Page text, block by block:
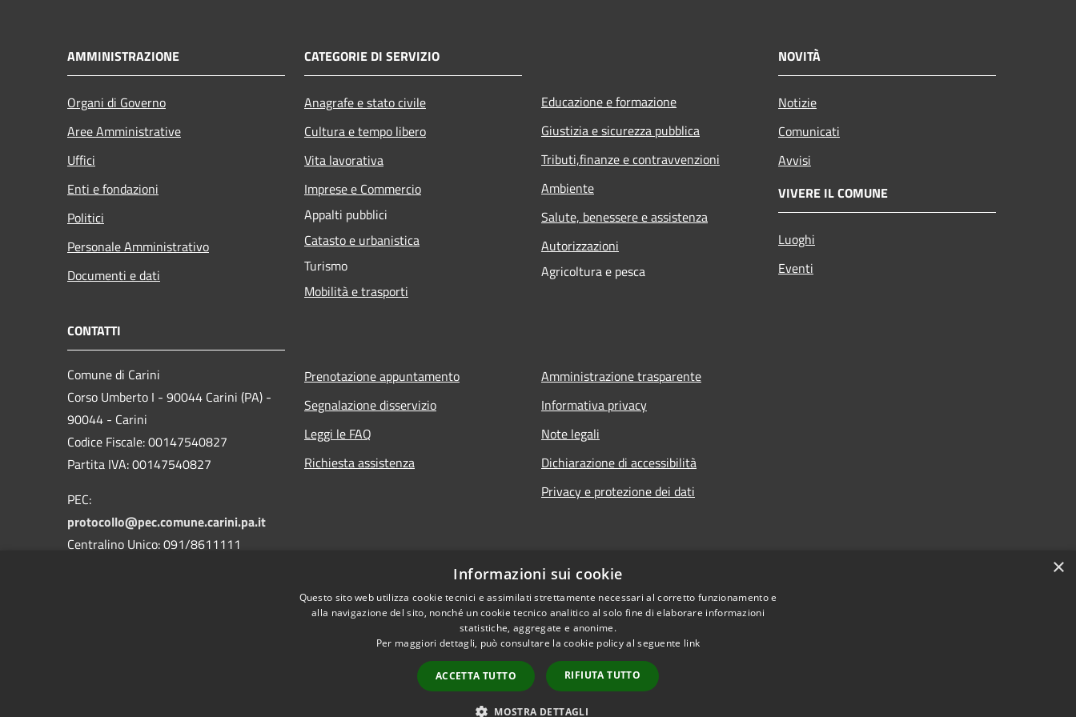
AMMINISTRAZIONE
Organi di Governo
Aree Amministrative
Uffici
Enti e fondazioni
Politici
Personale Amministrativo
Documenti e dati
CATEGORIE DI SERVIZIO
Anagrafe e stato civile
Cultura e tempo libero
Vita lavorativa
Imprese e Commercio
Appalti pubblici
Catasto e urbanistica
Turismo
Mobilità e trasporti
Educazione e formazione
Giustizia e sicurezza pubblica
Tributi,finanze e contravvenzioni
Ambiente
Salute, benessere e assistenza
Autorizzazioni
Agricoltura e pesca
NOVITÀ
Notizie
Comunicati
Avvisi
VIVERE IL COMUNE
Luoghi
Eventi
CONTATTI
Comune di Carini
Corso Umberto I - 90044 Carini (PA) -
90044 - Carini
Codice Fiscale: 00147540827
Partita IVA: 00147540827
PEC:
protocollo@pec.comune.carini.pa.it
Centralino Unico: 091/8611111
Prenotazione appuntamento
Segnalazione disservizio
Leggi le FAQ
Richiesta assistenza
Amministrazione trasparente
Informativa privacy
Note legali
Dichiarazione di accessibilità
Privacy e protezione dei dati
Copyright © 2026 • Comune di Carini • Powered by
×
Informazioni sui cookie
Questo sito web utilizza cookie tecnici e assimilati strettamente necessari al corretto funzionamento e
alla navigazione del sito, nonché un cookie tecnico analitico al solo fine di elaborare informazioni
statistiche, aggregate e anonime.
Per maggiori dettagli, può consultare la cookie policy al seguente link
ACCETTA TUTTO RIFIUTA TUTTO
MOSTRA DETTAGLI